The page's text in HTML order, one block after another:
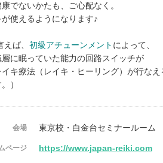
でないかたも、ご心配なく。
使えるようになります♪
えば、 初級アチューンメント によって、
に眠っていた能力の回路スイッチが
イキ療法（レイキ・ヒーリング）が行なえ
）
会場 東京校・白金台セミナールーム
ページ https://www.japan-reiki.com